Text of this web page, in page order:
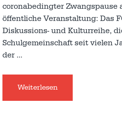
coronabedingter Zwangspause
öffentliche Veranstaltung: Das
Diskussions- und Kulturreihe,
Schulgemeinschaft seit vielen
der …
Weiterlesen